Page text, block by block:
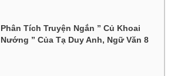
Phân Tích Truyện Ngắn ” Củ Khoai
Nướng ” Của Tạ Duy Anh, Ngữ Văn 8